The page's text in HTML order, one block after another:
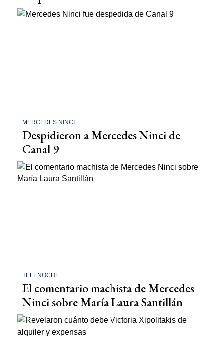
MERCEDES NINCI
Despidieron a Mercedes Ninci de
Canal 9
TELENOCHE
El comentario machista de Mercedes
Ninci sobre María Laura Santillán